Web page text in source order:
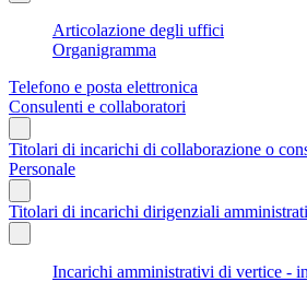
Articolazione degli uffici
Organigramma
Telefono e posta elettronica
Consulenti e collaboratori
Titolari di incarichi di collaborazione o
Personale
Titolari di incarichi dirigenziali
Incarichi amministrativi di vertice -